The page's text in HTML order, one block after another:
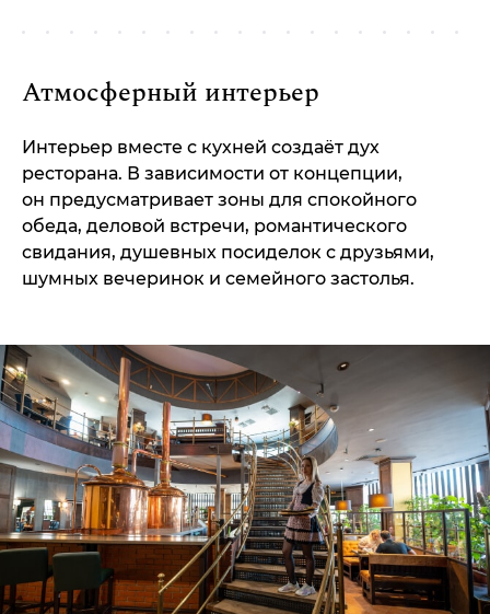
Атмосферный интерьер
Интерьер вместе с кухней создаёт дух
ресторана. В зависимости от концепции,
он предусматривает зоны для спокойного
обеда, деловой встречи, романтического
свидания, душевных посиделок с друзьями,
шумных вечеринок и семейного застолья.